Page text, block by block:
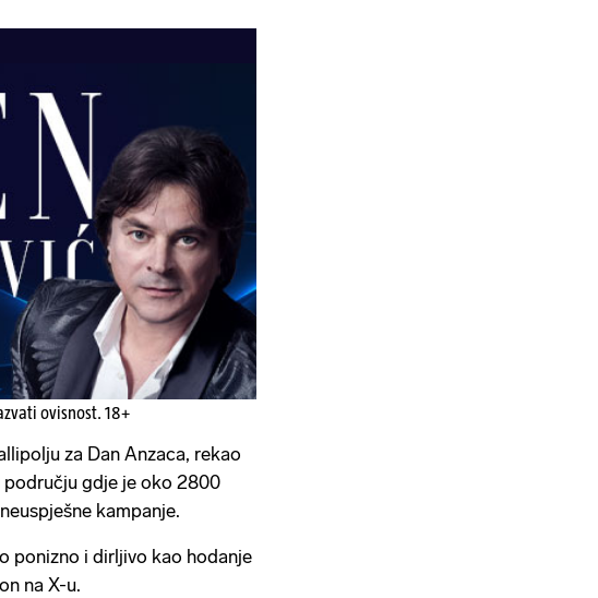
ovisnost. 18+
za Dan Anzaca, rekao
gdje je oko 2800
kampanje.
ponizno i ​​dirljivo kao hodanje
na X-u.